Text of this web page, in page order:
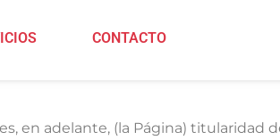
CONTACTO
en adelante, (la Página)